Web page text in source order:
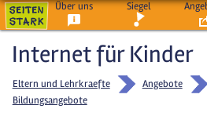
Über uns Siegel
Internet für Kinder
Eltern und Lehrkraefte Angebote
Bildungsangebote